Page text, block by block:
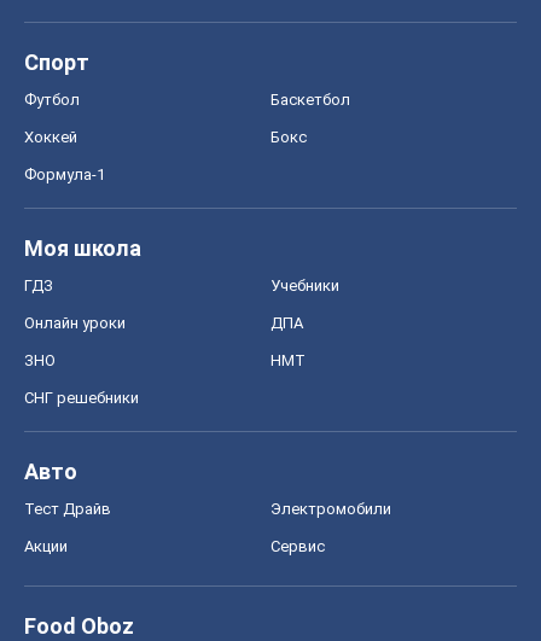
Спорт
Футбол Баскетбол
Хоккей Бокс
Формула-1
Моя школа
ГДЗ Учебники
Онлайн уроки ДПА
ЗНО НМТ
СНГ решебники
Авто
Тест Драйв Электромобили
Акции Сервис
Food Oboz